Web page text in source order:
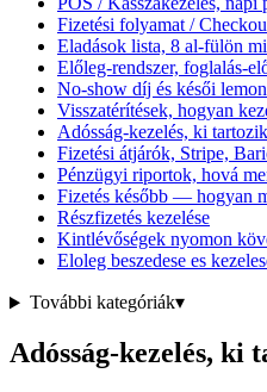
Fizetési folyamat /
Eladások lista, 8 al-fülön
Előleg-rendszer, foglalás-
No-show díj és késői
Visszatérítések, hogyan
Adósság-kezelés, ki
Fizetési átjárók, Stripe,
Pénzügyi riportok, hová
Fizetés később — hogyan
Részfizetés kezelése
Kintlévőségek nyomon
Eloleg beszedese es
További kategóriák▾
Adósság-kezelés, ki